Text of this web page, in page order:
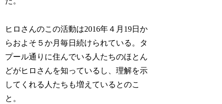
ヒロさんのこの活動は2016年４月19日か
らおよそ５か月毎日続けられている。タ
プール通りに住んでいる人たちのほとん
どがヒロさんを知っているし、理解を示
してくれる人たちも増えているとのこ
と。